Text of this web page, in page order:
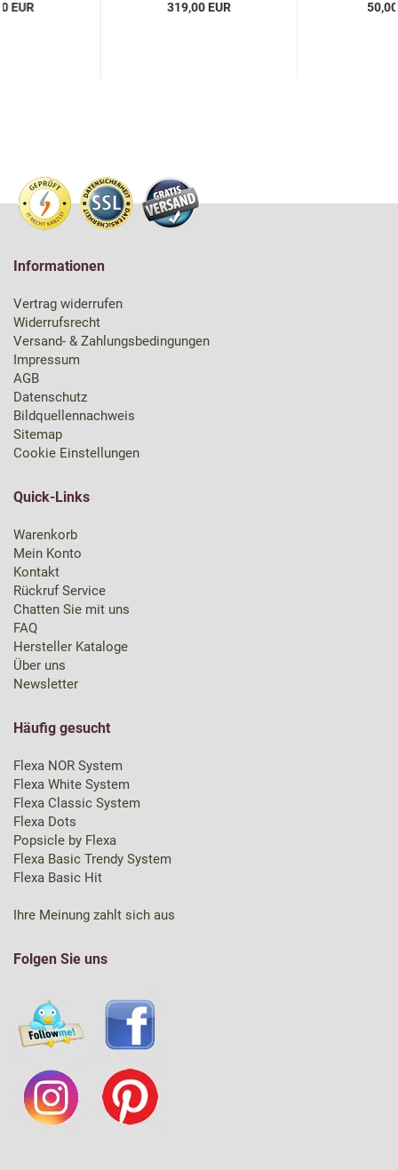
EUR 319,00 EUR
Informationen
Vertrag widerrufen
Widerrufsrecht
Versand- & Zahlungsbedingungen
Impressum
AGB
Datenschutz
Bildquellennachweis
Sitemap
Cookie Einstellungen
Quick-Links
Warenkorb
Mein Konto
Kontakt
Rückruf Service
Chatten Sie mit uns
FAQ
Hersteller Kataloge
Über uns
Newsletter
Häufig gesucht
Flexa NOR System
Flexa White System
Flexa Classic System
Flexa Dots
Popsicle by Flexa
Flexa Basic Trendy System
Flexa Basic Hit
Ihre Meinung zahlt sich aus
Folgen Sie uns